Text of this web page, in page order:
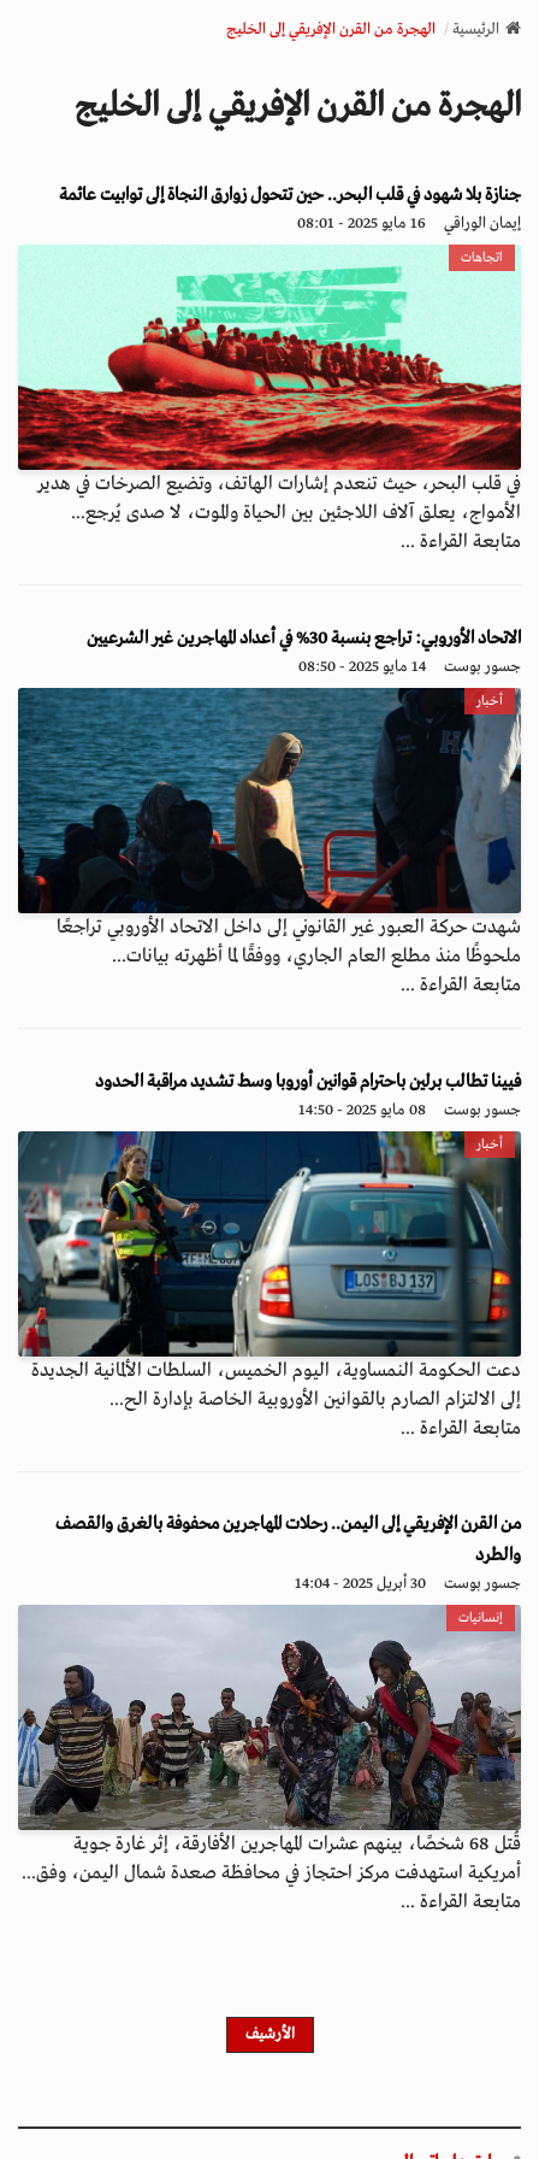
v
a
o
n
الرئيسية الهجرة من القرن الإفريقي إلى الخليج
الهجرة من القرن الإفريقي إلى الخليج
جنازة بلا شهود في قلب البحر.. حين تتحول زوارق النجاة إلى توابيت عائمة
إيمان الوراقي 16 مايو 2025 - 08:01
اتجاهات
في قلب البحر، حيث تنعدم إشارات الهاتف، وتضيع الصرخات في هدير
الأمواج، يعلق آلاف اللاجئين بين الحياة والموت، لا صدى يُرجع...
متابعة القراءة ...
الاتحاد الأوروبي: تراجع بنسبة 30% في أعداد المهاجرين غير الشرعيين
جسور بوست 14 مايو 2025 - 08:50
أخبار
شهدت حركة العبور غير القانوني إلى داخل الاتحاد الأوروبي تراجعًا
ملحوظًا منذ مطلع العام الجاري، ووفقًا لما أظهرته بيانات...
متابعة القراءة ...
فيينا تطالب برلين باحترام قوانين أوروبا وسط تشديد مراقبة الحدود
جسور بوست 08 مايو 2025 - 14:50
أخبار
دعت الحكومة النمساوية، اليوم الخميس، السلطات الألمانية الجديدة
إلى الالتزام الصارم بالقوانين الأوروبية الخاصة بإدارة الح...
متابعة القراءة ...
من القرن الإفريقي إلى اليمن.. رحلات المهاجرين محفوفة بالغرق والقصف
والطرد
جسور بوست 30 أبريل 2025 - 14:04
إنسانيات
قُتل 68 شخصًا، بينهم عشرات المهاجرين الأفارقة، إثر غارة جوية
أمريكية استهدفت مركز احتجاز في محافظة صعدة شمال اليمن، وفق...
متابعة القراءة ...
الأرشيف